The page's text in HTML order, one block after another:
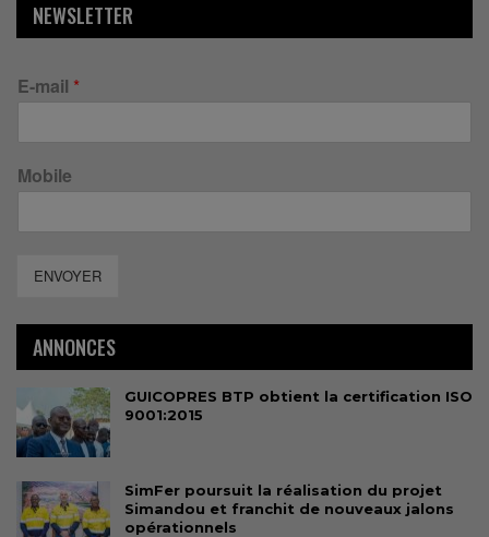
NEWSLETTER
E-mail *
Mobile
ENVOYER
ANNONCES
GUICOPRES BTP obtient la certification ISO
9001:2015
SimFer poursuit la réalisation du projet
Simandou et franchit de nouveaux jalons
opérationnels